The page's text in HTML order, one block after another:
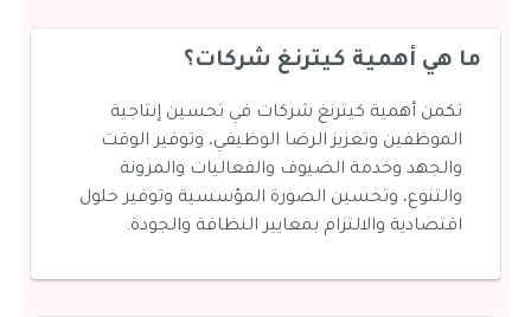
ما هي أهمية كيترنغ شركات؟
تكمن أهمية كيترنغ شركات في تحسين إنتاجية
الموظفين وتعزيز الرضا الوظيفي، وتوفير الوقت
والجهد وخدمة الضيوف والفعاليات والمرونة
والتنوع، وتحسين الصورة المؤسسية وتوفير حلول
اقتصادية والالتزام بمعايير النظافة والجودة.